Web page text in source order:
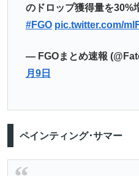
のドロップ獲得量を30%
#FGO pic.twitter.com/
— FGOまとめ速報
月9日
ペインティング･サマー